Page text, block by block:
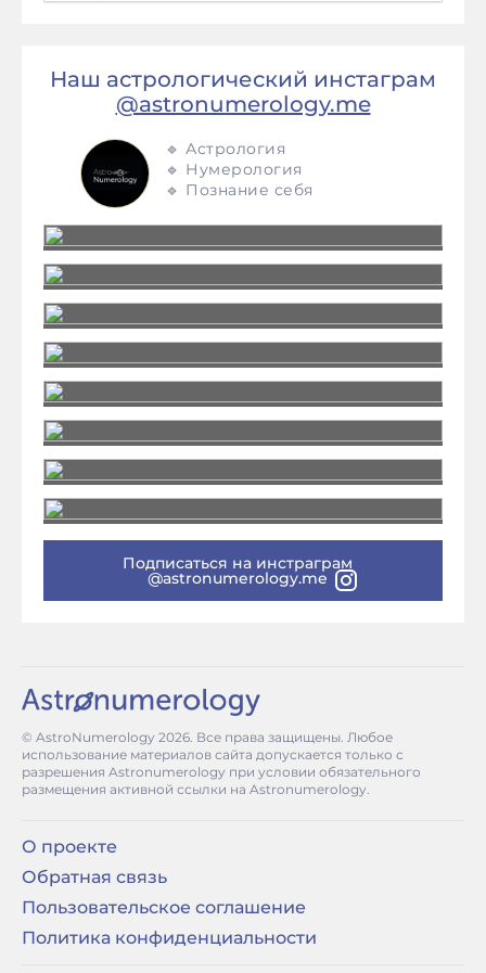
Наш астрологический инстаграм
@astronumerology.me
🔹 Астрология
🔹 Нумерология
🔹 Познание себя
Подписаться на инстраграм
@astronumerology.me
© AstroNumerology 2026 . Все права защищены. Любое
использование материалов сайта допускается только с
разрешения Astronumerology при условии обязательного
размещения активной ссылки на Astronumerology.
О проекте
Обратная связь
Пользовательское соглашение
Политика конфиденциальности